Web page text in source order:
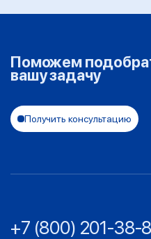
Поможем
вашу задачу
Получить консультацию
+7 (800) 201-38-